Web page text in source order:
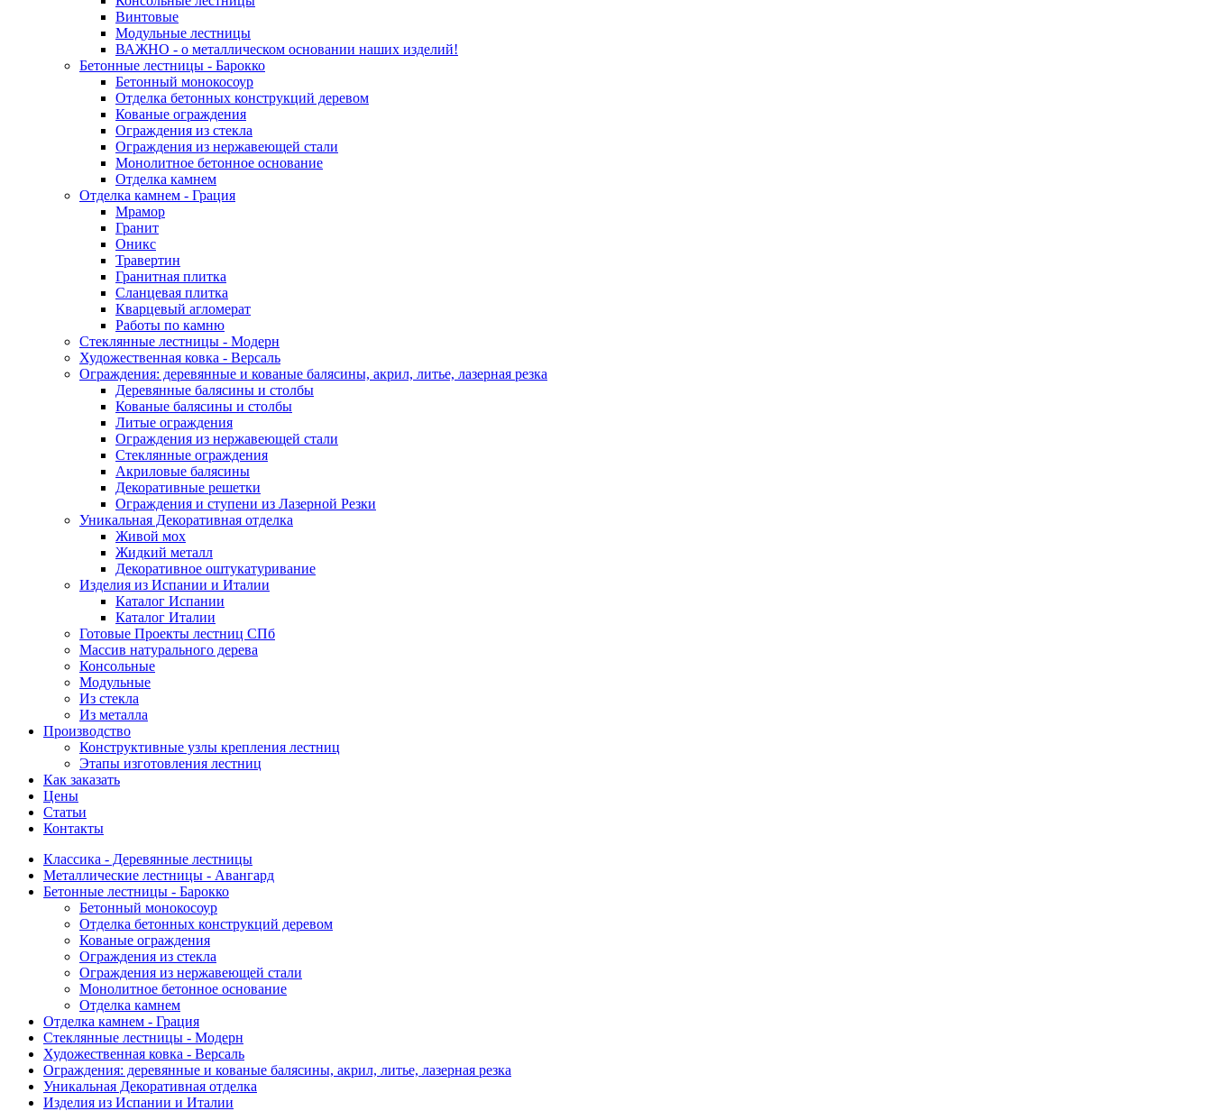
Винтовые
Модульные лестницы
ВАЖНО - о металлическом основании наших изделий!
Бетонные лестницы - Барокко
Бетонный монокосоур
Отделка бетонных конструкций деревом
Кованые ограждения
Ограждения из стекла
Ограждения из нержавеющей стали
Монолитное бетонное основание
Отделка камнем
Отделка камнем - Грация
Мрамор
Гранит
Оникс
Травертин
Гранитная плитка
Сланцевая плитка
Кварцевый агломерат
Работы по камню
Стеклянные лестницы - Модерн
Художественная ковка - Версаль
Ограждения: деревянные и кованые балясины, акрил, литье, лазерная резка
Деревянные балясины и столбы
Кованые балясины и столбы
Литые ограждения
Ограждения из нержавеющей стали
Стеклянные ограждения
Акриловые балясины
Декоративные решетки
Ограждения и ступени из Лазерной Резки
Уникальная Декоративная отделка
Живой мох
Жидкий металл
Декоративное оштукатуривание
Изделия из Испании и Италии
Каталог Испании
Каталог Италии
Готовые Проекты лестниц СПб
Массив натурального дерева
Консольные
Модульные
Из стекла
Из металла
Производство
Конструктивные узлы крепления лестниц
Этапы изготовления лестниц
Как заказать
Цены
Статьи
Контакты
Классика - Деревянные лестницы
Металлические лестницы - Авангард
Бетонные лестницы - Барокко
Бетонный монокосоур
Отделка бетонных конструкций деревом
Кованые ограждения
Ограждения из стекла
Ограждения из нержавеющей стали
Монолитное бетонное основание
Отделка камнем
Отделка камнем - Грация
Стеклянные лестницы - Модерн
Художественная ковка - Версаль
Ограждения: деревянные и кованые балясины, акрил, литье, лазерная резка
Уникальная Декоративная отделка
Изделия из Испании и Италии